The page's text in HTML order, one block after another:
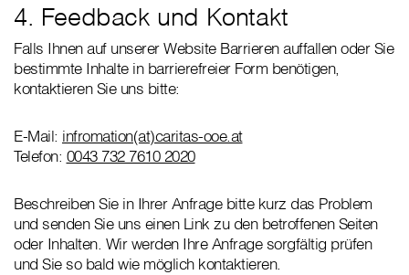
4. Feedback und Kontakt
Falls Ihnen auf unserer Website Barrieren auffallen oder Sie
bestimmte Inhalte in barrierefreier Form benötigen,
kontaktieren Sie uns bitte:
E-Mail: infromation(at)caritas-ooe.at
Telefon: 0043 732 7610 2020
Beschreiben Sie in Ihrer Anfrage bitte kurz das Problem
und senden Sie uns einen Link zu den betroffenen Seiten
oder Inhalten. Wir werden Ihre Anfrage sorgfältig prüfen
und Sie so bald wie möglich kontaktieren.